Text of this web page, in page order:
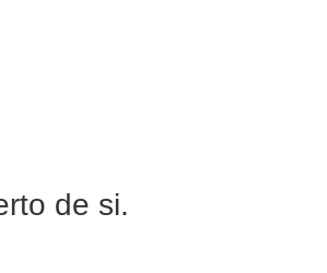
de si.